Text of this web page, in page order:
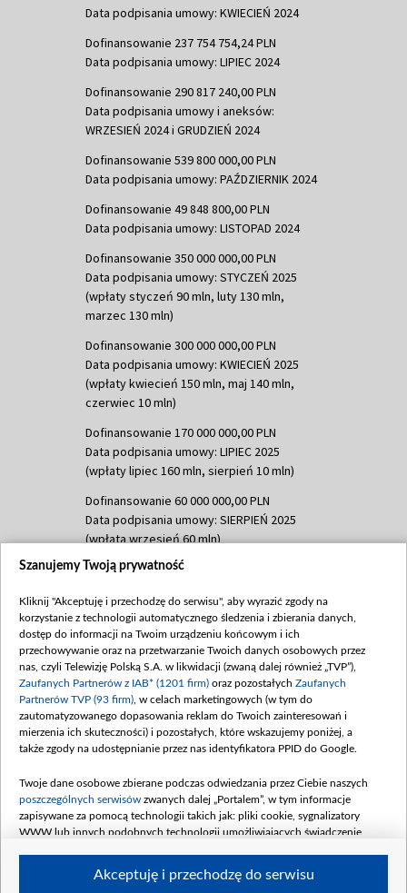
Data podpisania umowy: KWIECIEŃ 2024
Dofinansowanie 237 754 754,24 PLN
Data podpisania umowy: LIPIEC 2024
Dofinansowanie 290 817 240,00 PLN
Data podpisania umowy i aneksów:
WRZESIEŃ 2024 i GRUDZIEŃ 2024
Dofinansowanie 539 800 000,00 PLN
Data podpisania umowy: PAŹDZIERNIK 2024
Dofinansowanie 49 848 800,00 PLN
Data podpisania umowy: LISTOPAD 2024
Dofinansowanie 350 000 000,00 PLN
Data podpisania umowy: STYCZEŃ 2025
(wpłaty styczeń 90 mln, luty 130 mln,
marzec 130 mln)
Dofinansowanie 300 000 000,00 PLN
Data podpisania umowy: KWIECIEŃ 2025
(wpłaty kwiecień 150 mln, maj 140 mln,
czerwiec 10 mln)
Dofinansowanie 170 000 000,00 PLN
Data podpisania umowy: LIPIEC 2025
(wpłaty lipiec 160 mln, sierpień 10 mln)
Dofinansowanie 60 000 000,00 PLN
Data podpisania umowy: SIERPIEŃ 2025
(wpłata wrzesień 60 mln)
Dofinansowanie 635 783 051,21 PLN
(wpłata wrzesień 100 mln, październik 350
mln, listopad 265 mln)
Dofinansowanie 48 862 000,00 PLN
Data podpisania umowy: GRUDZIEŃ 2025
(wpłata grudzień 60,548 mln)
Dofinansowanie 900 000 000,00 PLN
Data podpisania umowy: LUTY 2026 (wpłata
kwiecień 180 mln, 7 maja 180 mln, 8
czerwca 90 mln)
Dofinansowanie 250 000 000,00 PLN
4 sierpnia 250 mln
Szanujemy Twoją prywatność
Kliknij "Akceptuję i przechodzę do serwisu", aby wyrazić zgody na
korzystanie z technologii automatycznego śledzenia i zbierania danych,
dostęp do informacji na Twoim urządzeniu końcowym i ich
przechowywanie oraz na przetwarzanie Twoich danych osobowych przez
nas, czyli Telewizję Polską S.A. w likwidacji (zwaną dalej również „TVP”),
Zaufanych Partnerów z IAB* (1201 firm) oraz pozostałych Zaufanych
Partnerów TVP (93 firm) , w celach marketingowych (w tym do
zautomatyzowanego dopasowania reklam do Twoich zainteresowań i
mierzenia ich skuteczności) i pozostałych, które wskazujemy poniżej, a
także zgody na udostępnianie przez nas identyfikatora PPID do Google.
Twoje dane osobowe zbierane podczas odwiedzania przez Ciebie naszych
poszczególnych serwisów zwanych dalej „Portalem”, w tym informacje
zapisywane za pomocą technologii takich jak: pliki cookie, sygnalizatory
WWW lub innych podobnych technologii umożliwiających świadczenie
Akceptuję i przechodzę do serwisu